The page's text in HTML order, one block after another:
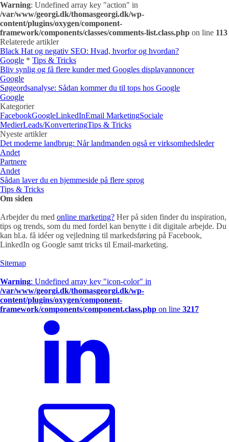
Warning: Undefined array key "action" in
/var/www/georgi.dk/thomasgeorgi.dk/wp-
content/plugins/oxygen/component-
framework/components/classes/comments-list.class.php on line 113
Relaterede artikler
Black Hat og negativ SEO: Hvad, hvorfor og hvordan?
Google * Tips & Tricks
Bliv synlig og få flere kunder med Googles displayannoncer
Google
Søgeordsanalyse: Sådan kommer du til tops hos Google
Google
Kategorier
FacebookGoogleLinkedInEmail MarketingSociale
MedierLeads/KonverteringTips & Tricks
Nyeste artikler
Det moderne landbrug: Når landmanden også er virksomhedsleder
Andet
Partnere
Andet
Sådan laver du en hjemmeside på flere sprog
Tips & Tricks
Om siden
Arbejder du med online marketing? Her på siden finder du inspiration,
tips og trends, som du med fordel kan benytte i dit digitale arbejde. Du
kan bl.a. få idéer og vejledning til markedsføring på Facebook,
LinkedIn og Google samt tricks til Email-marketing.
Sitemap
Warning: Undefined array key "icon-color" in
/var/www/georgi.dk/thomasgeorgi.dk/wp-
content/plugins/oxygen/component-
framework/components/component.class.php on line 3217